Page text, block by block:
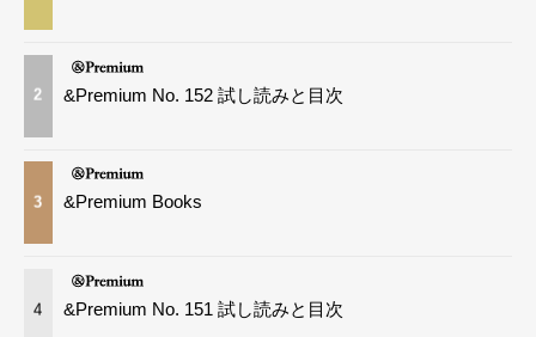
2 &Premium No. 152 試し読みと目次
3 &Premium Books
4 &Premium No. 151 試し読みと目次